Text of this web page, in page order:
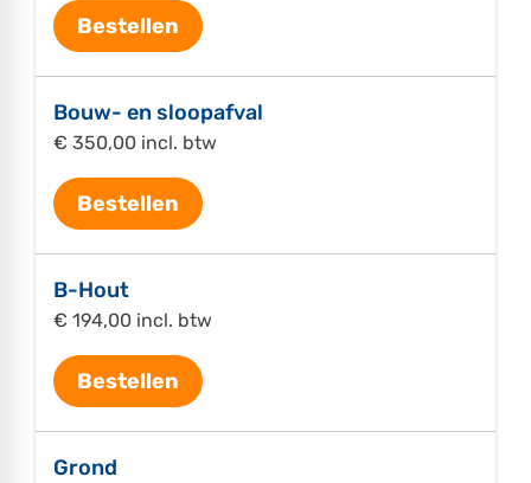
Bestellen
Bouw- en sloopafval
€ 350,00 incl. btw
Bestellen
B-Hout
€ 194,00 incl. btw
Bestellen
Grond